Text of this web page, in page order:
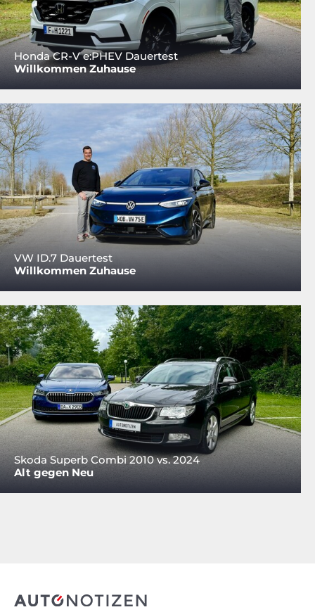
Honda CR-V e:PHEV Dauertest
Willkommen Zuhause
VW ID.7 Dauertest
Willkommen Zuhause
Skoda Superb Combi 2010 vs. 2024
Alt gegen Neu